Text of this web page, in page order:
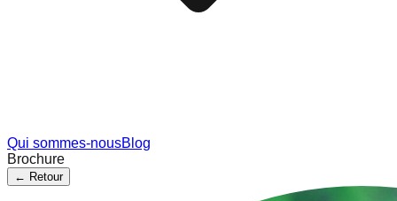
Qui sommes-nousBlog
Brochure
← Retour